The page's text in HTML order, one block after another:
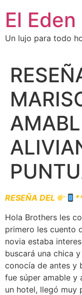
El
Un lujo para todo
RESEÑA DEL
Hola Brothers les
primero les cuento
novia estaba
buscará una chica
conocía de antes y
fue súper amable y
un hotel, llegó muy